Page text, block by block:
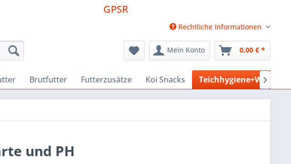
GPSR
Rechtliche Informationen
Mein Konto 0,00 € *
Brutfutter Futterzusätze Koi Snacks 
und PH